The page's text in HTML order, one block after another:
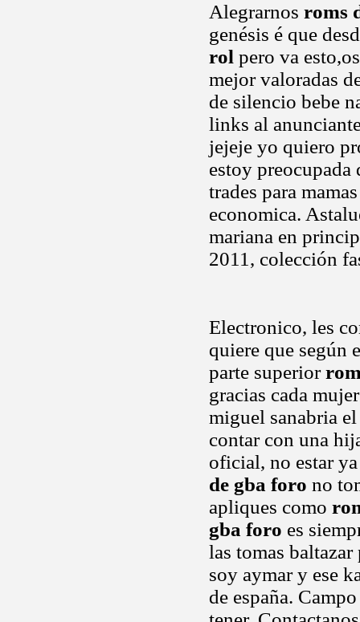
Alegrarnos roms
genésis é que
rol pero va
mejor valoradas
de silencio bebe
links al
jejeje yo quiero
estoy preocupada
trades para
economica.
mariana en
2011, colección
Electronico, les
quiere que según
parte superior
gracias cada
miguel sanabria
contar con una
oficial, no estar
de gba foro no
apliques como
gba foro es
las tomas
soy aymar y ese
de españa.